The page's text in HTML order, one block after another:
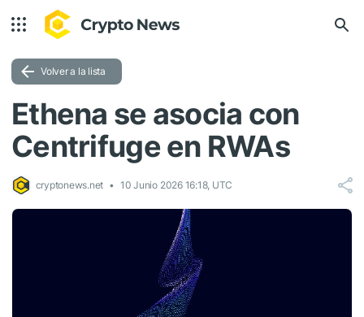
Volver a la lista
Ethena se asocia con
Centrifuge en RWAs
cryptonews.net 10 Junio 2026 16:18, UTC